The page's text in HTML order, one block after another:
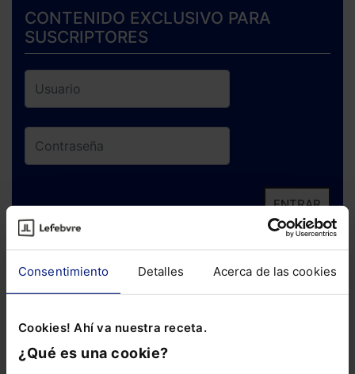
Consentimiento Detalles Acerca de las cookies
Cookies! Ahí va nuestra receta.
¿Qué es una cookie?
CONTENIDO EXCLUSIVO PARA
SUSCRIPTORES
ENTRAR
¿Has olvidado tu contraseña?
Si todavía no te has suscrito, no pierdas
está oportunidad y adquiere tu acceso
con un25% de descuento